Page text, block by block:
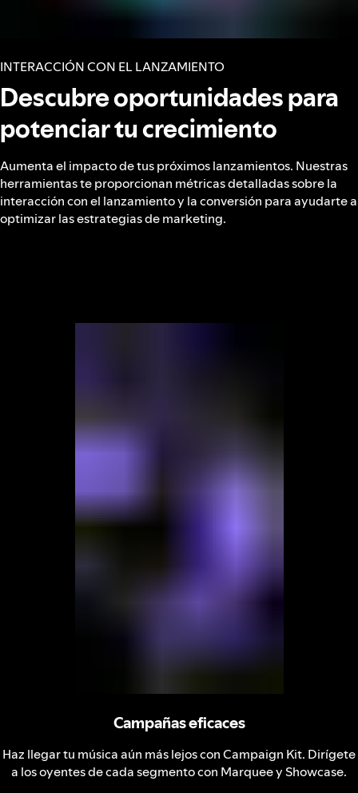
INTERACCIÓN CON EL LANZAMIENTO
Descubre oportunidades para
potenciar tu crecimiento
Aumenta el impacto de tus próximos lanzamientos. Nuestras
herramientas te proporcionan métricas detalladas sobre la
interacción con el lanzamiento y la conversión para ayudarte a
optimizar las estrategias de marketing.
Campañas eficaces
Haz llegar tu música aún más lejos con Campaign Kit. Dirígete
a los oyentes de cada segmento con Marquee y Showcase.